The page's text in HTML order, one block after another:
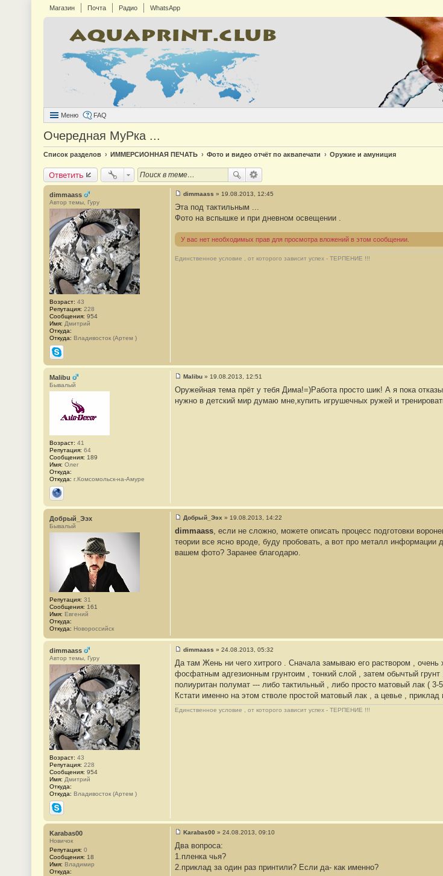
Магазин Почта Радио WhatsApp
Меню FAQ
Очередная МуРка ...
Список разделов ИММЕРСИОННАЯ ПЕЧАТЬ Фото и видео отчёт по аквапечати Оружие и амуниция
Ответить
dimmaass
Автор темы, Гуру
Возраст: 43
Репутация: 228
Сообщения: 954
Имя: Дмитрий
Откуда:
Откуда: Владивосток (Артем )
Skype
о
б
н
е
dimmaass » 19.08.2013, 12:45
Эта под тактильным ...
Фото на вспышке и при дневном освещении .
У вас нет необходимых прав для просмотра вложений в этом сообщении.
Единственное условие , от которого зависит успех - ТЕРПЕНИЕ !!!
Malibu
Бывалый
Возраст: 41
Репутация: 64
Сообщения: 189
Имя: Олег
Откуда:
Откуда: г.Комсомольск-на-Амуре
Сайт
о
о
б
Malibu » 19.08.2013, 12:51
Оружейная тема прёт у тебя Дима!=)Работа просто шик! А я пока
нужно в детский мир думаю мне,купить игрушечных ружей и
Добрый_Ээх
Бывалый
Репутация: 31
Сообщения: 161
Имя: Евгений
Откуда:
Откуда: Новороссийск
С
о
б
щ
Добрый_Ээх » 19.08.2013, 14:22
dimmaass, если не сложно, можете описать процесс подготовки
теории все ясно вроде, буду пробовать, а вот про металл информации
вашем фото? Заранее благодарю.
dimmaass
Автор темы, Гуру
Возраст: 43
Репутация: 228
Сообщения: 954
Имя: Дмитрий
Откуда:
Откуда: Владивосток (Артем )
Skype
о
б
щ
н
и
е
dimmaass » 24.08.2013, 05:32
Да там Жень ни чего хитрого . Сначала замываю его раствором ,
фосфатным адгезионным грунтоим , тонкий слой , затем обычтый
полиуритан полумат --- либо тактильный , либо просто матовый лак ( 3-
Кстати именно на этом стволе простой матовый лак , а цевье , приклад
Единственное условие , от которого зависит успех - ТЕРПЕНИЕ !!!
Karabas00
Новичок
Репутация: 0
Сообщения: 18
Имя: Владимир
Откуда:
о
б
щ
Karabas00 » 24.08.2013, 09:10
Два вопроса:
1.пленка чья?
2.приклад за один раз принтили? Если да- как именно?